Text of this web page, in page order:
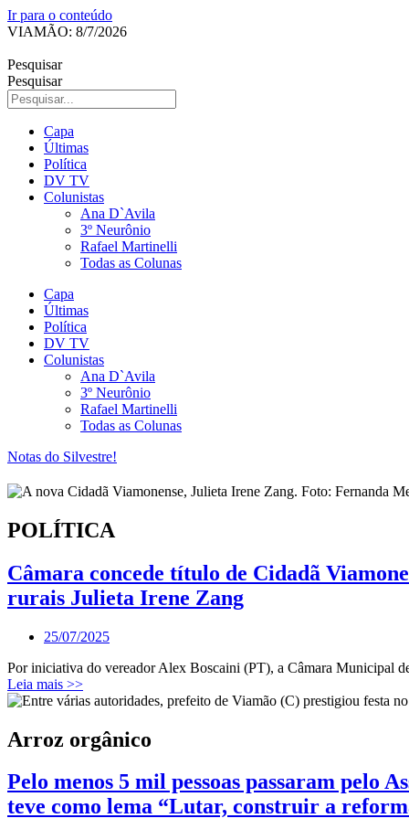
Ir para o conteúdo
VIAMÃO: 8/7/2026
Pesquisar
Pesquisar
Capa
Últimas
Política
DV TV
Colunistas
Ana D`Avila
3º Neurônio
Rafael Martinelli
Todas as Colunas
Capa
Últimas
Política
DV TV
Colunistas
Ana D`Avila
3º Neurônio
Rafael Martinelli
Todas as Colunas
Notas do Silvestre!
POLÍTICA
Câmara concede título de Cidadã
rurais Julieta Irene Zang
25/07/2025
Por iniciativa do vereador Alex Boscaini (PT), a Câmara Municipal
Leia mais >>
Arroz orgânico
Pelo menos 5 mil pessoas passaram pelo
teve como lema “Lutar, construir a